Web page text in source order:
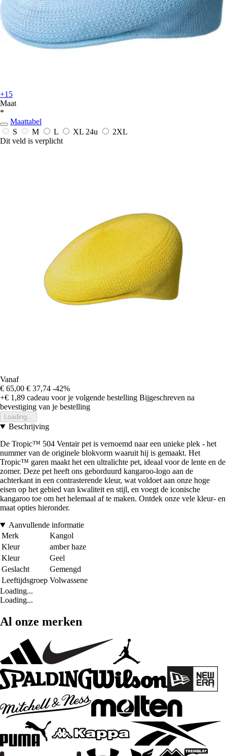
+15
Maat
*
Maattabel
S
M L XL 24u
2XL
Dit veld is verplicht
Vanaf
€ 65,00 € 37,74 -42%
+€ 1,89 cadeau voor je volgende bestelling Bijgeschreven na
bevestiging van je bestelling
Loading...
Beschrijving
De Tropic™ 504 Ventair pet is vernoemd naar een unieke plek - het
nummer van de originele blokvorm waaruit hij is gemaakt. Het
Tropic™ garen maakt het een ultralichte pet, ideaal voor de lente en de
zomer. Deze pet heeft ons geborduurd kangaroo-logo aan de
achterkant in een contrasterende kleur, wat voldoet aan onze hoge
eisen op het gebied van kwaliteit en stijl, en voegt de iconische
kangaroo toe om het helemaal af te maken. Ontdek onze vele kleur- en
maat opties hieronder.
Aanvullende informatie
Merk
Kangol
Kleur
amber haze
Kleur
Geel
Geslacht
Gemengd
Leeftijdsgroep Volwassene
Loading...
Loading...
Al onze merken